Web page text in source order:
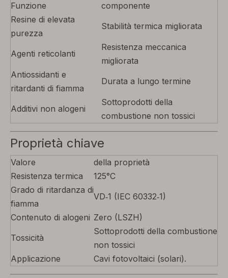
Funzione
componente
Resine di elevata
purezza
Stabilità termica migliorata
Agenti reticolanti
Resistenza meccanica
migliorata
Antiossidanti e
ritardanti di fiamma
Durata a lungo termine
Additivi non alogeni
Sottoprodotti della
combustione non tossici
Proprietà chiave
Valore
della proprietà
Resistenza termica
125°C
Grado di ritardanza di
fiamma
VD‑1 (IEC 60332‑1)
Contenuto di alogeni Zero (LSZH)
Tossicità
Sottoprodotti della combustione
non tossici
Applicazione
Cavi fotovoltaici (solari).